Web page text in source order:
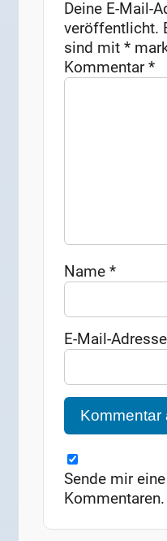
Deine E-Mail-
veröffentlicht.
sind mit*
Kommentar*
Name*
E-Mail-Adresse
Sende mir
Kommentaren.